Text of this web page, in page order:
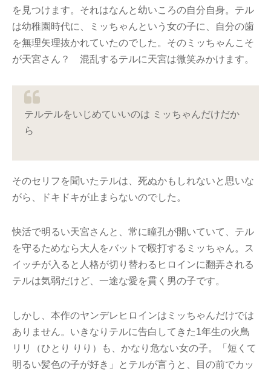
を見つけます。それはなんと幼いころの自分自身。テル
は幼稚園時代に、ミッちゃんという女の子に、自分の歯
を無理矢理抜かれていたのでした。そのミッちゃんこそ
が天宮さん？ 混乱するテルに天宮は微笑みかけます。
テルテルをいじめていいのは ミッちゃんだけだか
ら
そのセリフを聞いたテルは、死ぬかもしれないと思いな
がら、ドキドキが止まらないのでした。
快活で明るい天宮さんと、常に瞳孔が開いていて、テル
を守るためなら大人をバットで殴打するミッちゃん。ス
イッチが入ると人格が切り替わるヒロインに翻弄される
テルは気弱だけど、一途な愛を貫く男の子です。
しかし、本作のヤンデレヒロインはミッちゃんだけでは
ありません。いきなりテルに告白してきた1年生の火鳥
リリ（ひとり りり）も、かなり危ない女の子。「短くて
明るい髪色の子が好き」とテルが言うと、目の前でカッ